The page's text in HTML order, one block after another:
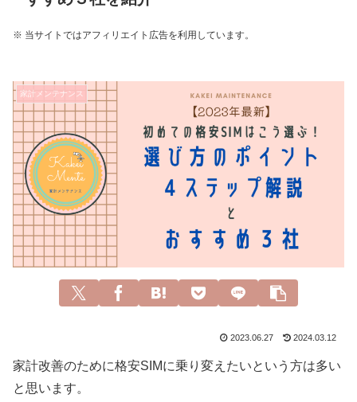
※ 当サイトではアフィリエイト広告を利用しています。
家計メンテナンス
2023.06.27 2024.03.12
家計改善のために格安SIMに乗り変えたいという方は多い
と思います。